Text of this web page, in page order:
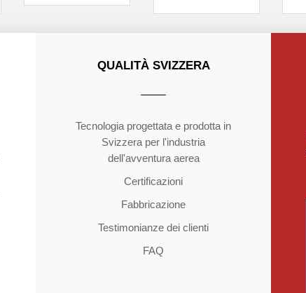
QUALITÀ SVIZZERA
Tecnologia progettata e prodotta in
Svizzera per l'industria
dell'avventura aerea
Certificazioni
Fabbricazione
Testimonianze dei clienti
FAQ